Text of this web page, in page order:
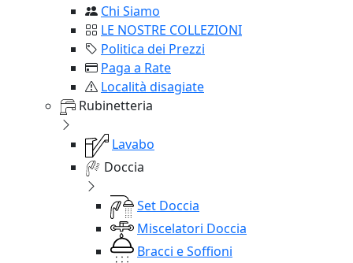
Chi Siamo
LE NOSTRE COLLEZIONI
Politica dei Prezzi
Paga a Rate
Località disagiate
Rubinetteria
Lavabo
Doccia
Set Doccia
Miscelatori Doccia
Bracci e Soffioni